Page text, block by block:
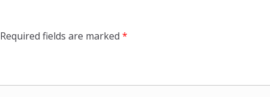
Required fields are marked *